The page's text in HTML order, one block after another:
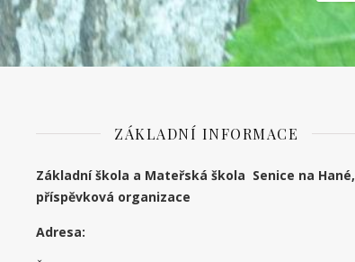
ZÁKLADNÍ INFORMACE
Základní škola a Mateřská škola Senice na Hané,
příspěvková organizace
Adresa: